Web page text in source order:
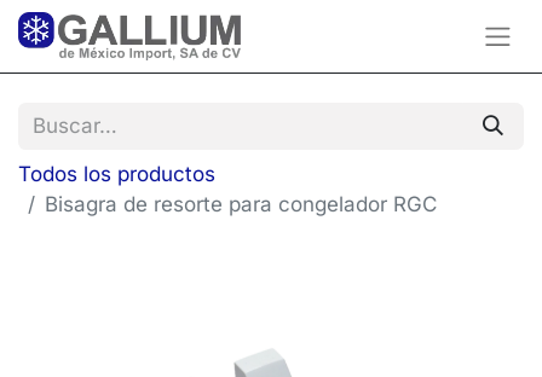
Todos los productos
Bisagra de resorte para congelador RGC